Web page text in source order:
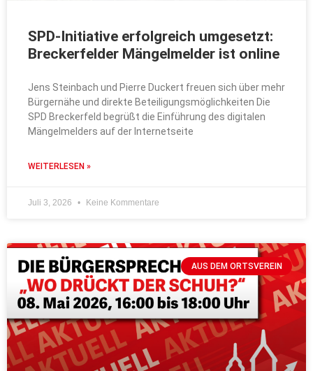
SPD-Initiative erfolgreich umgesetzt:
Breckerfelder Mängelmelder ist online
Jens Steinbach und Pierre Duckert freuen sich über mehr
Bürgernähe und direkte Beteiligungsmöglichkeiten Die
SPD Breckerfeld begrüßt die Einführung des digitalen
Mängelmelders auf der Internetseite
WEITERLESEN »
Juli 3, 2026 Keine Kommentare
AUS DEM ORTSVEREIN